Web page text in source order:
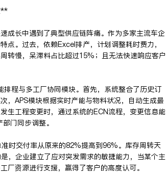
**
成长中遇到了典型供应链阵痛。作为多家主流车企
点。过去，依赖Excel排产，计划调整耗时费力，
转慢，呆滞料占比超过15%；且无法快速响应客户
程与多工厂协同模块。首先，系统整合了历史订
，APS模块根据实时产能与物料状况，自动生成最
生工程变更时，通过系统的ECN流程，变更信息能
门同步调整。
时交付率从原来的82%提高到96%。库存周转天
，企业建立了应对突发需求的敏捷能力，当某个主
厂资源进行支援，赢得了客户的高度认可。